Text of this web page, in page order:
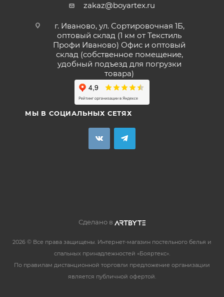
zakaz@boyartex.ru
г. Иваново, ул. Сортировочная 1Б,
оптовый склад (1 км от Текстиль
Профи Иваново) Офис и оптовый
склад (собственное помещение,
удобный подъезд для погрузки
товара)
МЫ В СОЦИАЛЬНЫХ СЕТЯХ
Сделано в
2026 © Все права защищены. Интернет-магазин постельного белья и
спальных принадлежностей «Бояртекс».
По правилам дистанционной торговли предложение организации
является публичной офертой.